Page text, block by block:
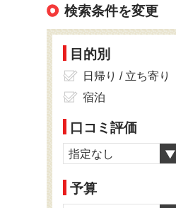
検索条件を変更
目的別
日帰り / 立ち寄り
宿泊
口コミ評価
指定なし
予算